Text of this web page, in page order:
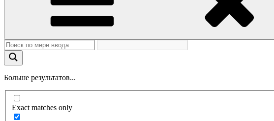
Больше результатов...
Exact matches only